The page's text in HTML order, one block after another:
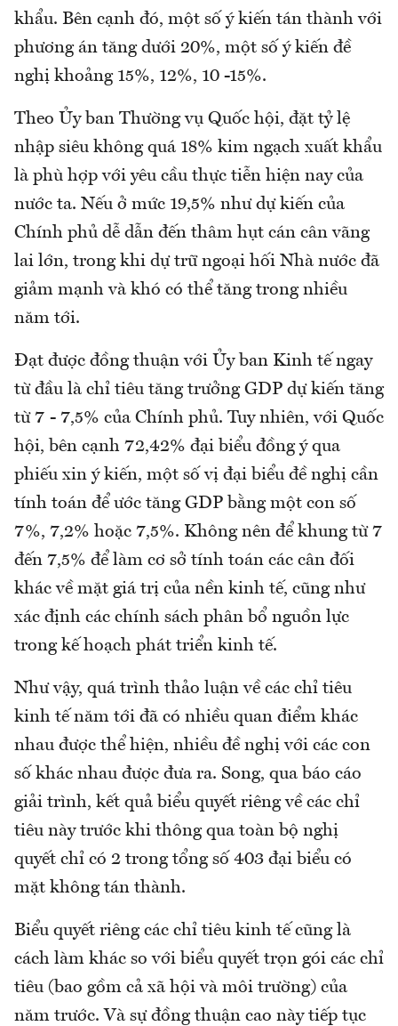
khẩu. Bên cạnh đó, một số ý kiến tán thành với
phương án tăng dưới 20%, một số ý kiến đề
nghị khoảng 15%, 12%, 10 -15%.
Theo Ủy ban Thường vụ Quốc hội, đặt tỷ lệ
nhập siêu không quá 18% kim ngạch xuất khẩu
là phù hợp với yêu cầu thực tiễn hiện nay của
nước ta. Nếu ở mức 19,5% như dự kiến của
Chính phủ dễ dẫn đến thâm hụt cán cân vãng
lai lớn, trong khi dự trữ ngoại hối Nhà nước đã
giảm mạnh và khó có thể tăng trong nhiều
năm tới.
Đạt được đồng thuận với Ủy ban Kinh tế ngay
từ đầu là chỉ tiêu tăng trưởng GDP dự kiến tăng
từ 7 - 7,5% của Chính phủ. Tuy nhiên, với Quốc
hội, bên cạnh 72,42% đại biểu đồng ý qua
phiếu xin ý kiến, một số vị đại biểu đề nghị cần
tính toán để ước tăng GDP bằng một con số
7%, 7,2% hoặc 7,5%. Không nên để khung từ 7
đến 7,5% để làm cơ sở tính toán các cân đối
khác về mặt giá trị của nền kinh tế, cũng như
xác định các chính sách phân bổ nguồn lực
trong kế hoạch phát triển kinh tế.
Như vậy, quá trình thảo luận về các chỉ tiêu
kinh tế năm tới đã có nhiều quan điểm khác
nhau được thể hiện, nhiều đề nghị với các con
số khác nhau được đưa ra. Song, qua báo cáo
giải trình, kết quả biểu quyết riêng về các chỉ
tiêu này trước khi thông qua toàn bộ nghị
quyết chỉ có 2 trong tổng số 403 đại biểu có
mặt không tán thành.
Biểu quyết riêng các chỉ tiêu kinh tế cũng là
cách làm khác so với biểu quyết trọn gói các chỉ
tiêu (bao gồm cả xã hội và môi trường) của
năm trước. Và sự đồng thuận cao này tiếp tục